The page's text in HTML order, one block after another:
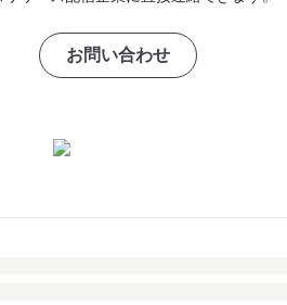
お問い合わせ